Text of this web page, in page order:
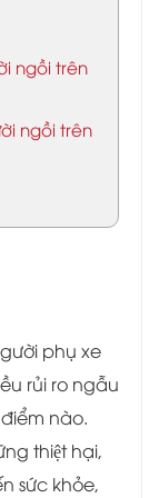
ngồi trên
ngồi trên
phụ xe
rủi ro ngẫu
nào.
thiệt hại,
sức khỏe,